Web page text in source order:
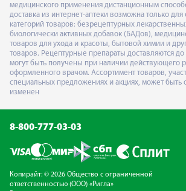
медицинского применения дистанционным
доставка из интернет-аптеки возможна только
категорий товаров: безрецептурных
биологически активных добавок (БАДов),
товаров для ухода и красоты, бытовой химии и
товаров. Рецептурные препараты доставляются
могут быть получены при наличии действующего
оформленного врачом. Ассортимент товаров,
специальных предложениях и акциях, может быть
изменен
8-800-777-03-03
Копирайт: © 2026 Общество с ограниченной
ответственностью (ООО) «Ригла»